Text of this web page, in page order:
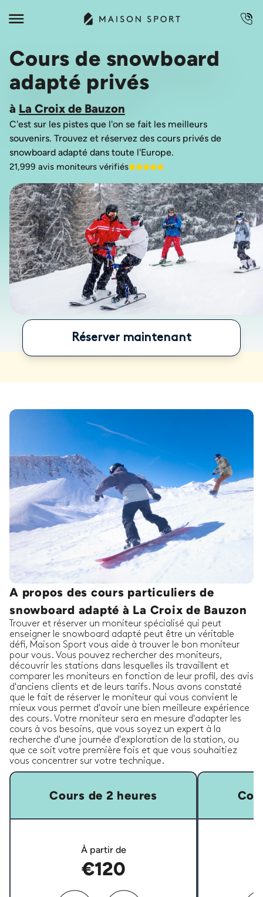
Cours de snowboard
adapté privés
à La Croix de Bauzon
C'est sur les pistes que l'on se fait les meilleurs
souvenirs. Trouvez et réservez des cours privés de
21,999 avis moniteurs vérifiés
Réserver maintenant
A propos des cours particuliers de
snowboard adapté à La Croix de Bauzon
Trouver et réserver un moniteur spécialisé qui peut
enseigner le snowboard adapté peut être un véritable
défi, Maison Sport vous aide à trouver le bon moniteur
pour vous. Vous pouvez rechercher des moniteurs,
découvrir les stations dans lesquelles ils travaillent et
comparer les moniteurs en fonction de leur profil, des avis
d'anciens clients et de leurs tarifs. Nous avons constaté
que le fait de réserver le moniteur qui vous convient le
mieux vous permet d'avoir une bien meilleure expérience
des cours. Votre moniteur sera en mesure d'adapter les
cours à vos besoins, que vous soyez un expert à la
recherche d'une journée d'exploration de la station, ou
que ce soit votre première fois et que vous souhaitiez
vous concentrer sur votre technique.
Cours de 2 heures
À partir de
€120